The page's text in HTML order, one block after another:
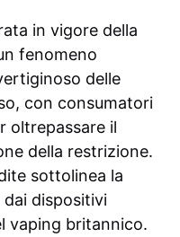
in vigore della
fenomeno
delle
con consumatori
oltrepassare il
della restrizione.
sottolinea la
dispositivi
vaping britannico.